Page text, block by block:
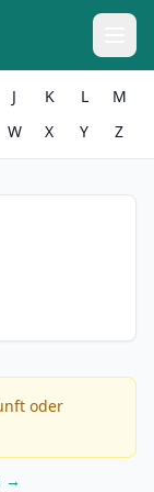
J K L
M
W X Y Z
oder
→